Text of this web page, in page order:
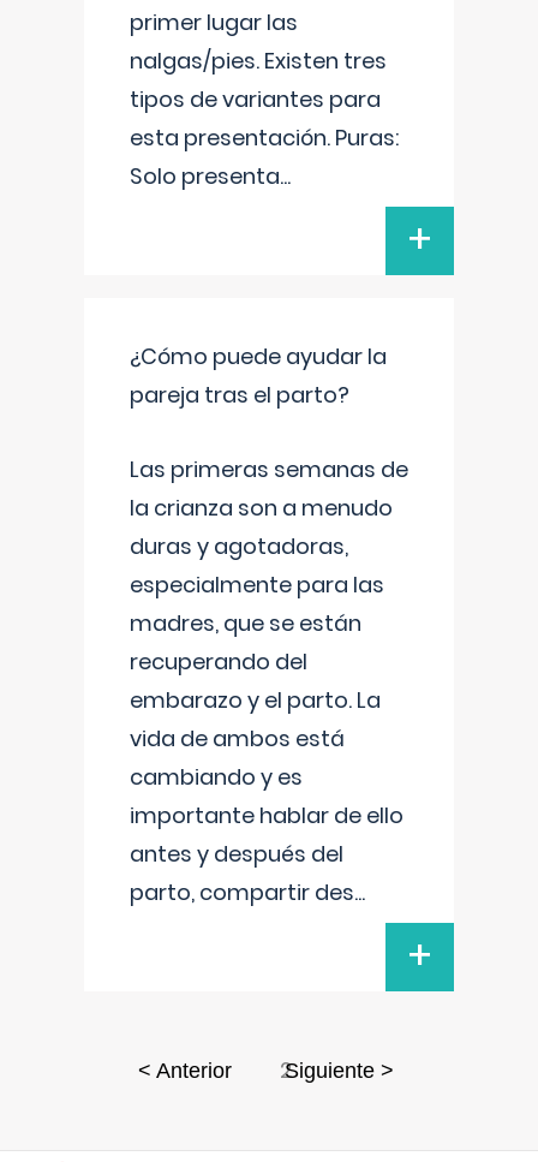
primer lugar las
nalgas/pies. Existen tres
tipos de variantes para
esta presentación. Puras:
Solo presenta...
+
¿Cómo puede ayudar la
pareja tras el parto?
Las primeras semanas de
la crianza son a menudo
duras y agotadoras,
especialmente para las
madres, que se están
recuperando del
embarazo y el parto. La
vida de ambos está
cambiando y es
importante hablar de ello
antes y después del
parto, compartir des...
+
< Anterior 2Siguiente >